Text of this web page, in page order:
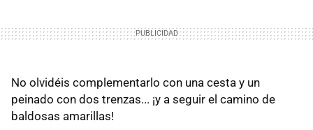
No olvidéis complementarlo con una cesta y un
peinado con dos trenzas... ¡y a seguir el camino de
baldosas amarillas!